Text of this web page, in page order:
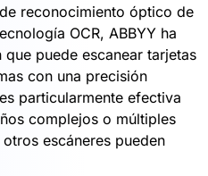
reconocimiento óptico de
OCR, ABBYY ha
puede escanear tarjetas
con una precisión
particularmente efectiva
complejos o múltiples
escáneres pueden